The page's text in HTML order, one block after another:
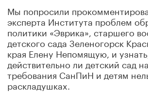
Мы попросили
эксперта Института проблем
политики «Эврика», старшего
детского сада Зеленогорск
края Елену Непомящую, и узнать,
действительно ли детский сад
требования СанПиН и детям
раскладушках.